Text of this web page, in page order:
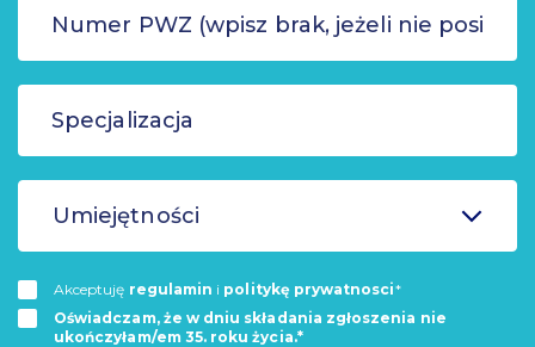
Umiejętności
Akceptuję regulamin i politykę prywatnosci*
Oświadczam, że w dniu składania zgłoszenia nie
ukończyłam/em 35. roku życia.*